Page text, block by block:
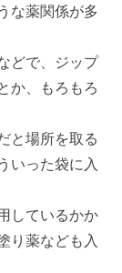
な薬関係が多
どで、ジップ
か、もろもろ
と場所を取る
いった袋に入
しているかか
り薬なども入